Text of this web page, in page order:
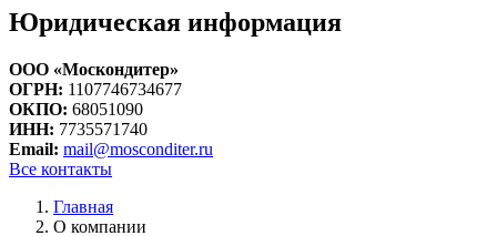
Юридическая информация
ООО «Москондитер»
ОГРН: 1107746734677
ОКПО: 68051090
ИНН: 7735571740
Email: mail@mosconditer.ru
Все контакты
Главная
О компании